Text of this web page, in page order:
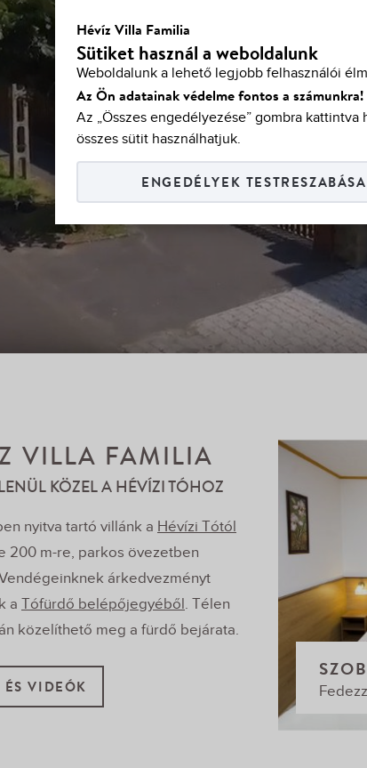
Hévíz Villa Familia
Sütiket használ a weboldalunk
Weboldalunk a lehető legjobb felhasználói
Az Ön adatainak védelme fontos a számunkra!
Az „Összes engedélyezése” gombra kattintva
összes sütit használhatjuk.
ENGEDÉLYEK TESTRESZABÁSA
VILLA FAMILIA
KÖZEL A HÉVÍZI TÓHOZ
nyitva tartó villánk a Hévízi Tótól
200 m-re, parkos övezetben
árkedvezményt
a Tófürdő belépőjegyéből. Télen
közelíthető meg a fürdő bejárata.
ÉS VIDEÓK